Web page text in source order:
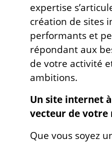
expertise
création de sites
performants et
répondant aux
de votre activité
ambitions.
Un site internet
vecteur de votre
Que vous soyez